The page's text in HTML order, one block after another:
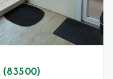
(83500)